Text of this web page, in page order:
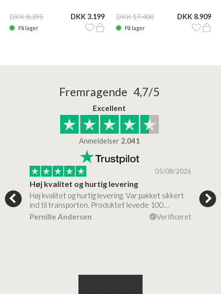
DKK 8.395 DKK 3.199
På lager
DKK 17.400 DKK 8.909
På lager
Fremragende 4,7/5
Excellent
Anmeldelser 2.041
05/08/2026
Høj kvalitet og hurtig levering
Høj kvalitet og hurtig levering. Var pakket sikkert
ind til transporten. Produktet levede 100…
Pernille Andersen
Verificeret